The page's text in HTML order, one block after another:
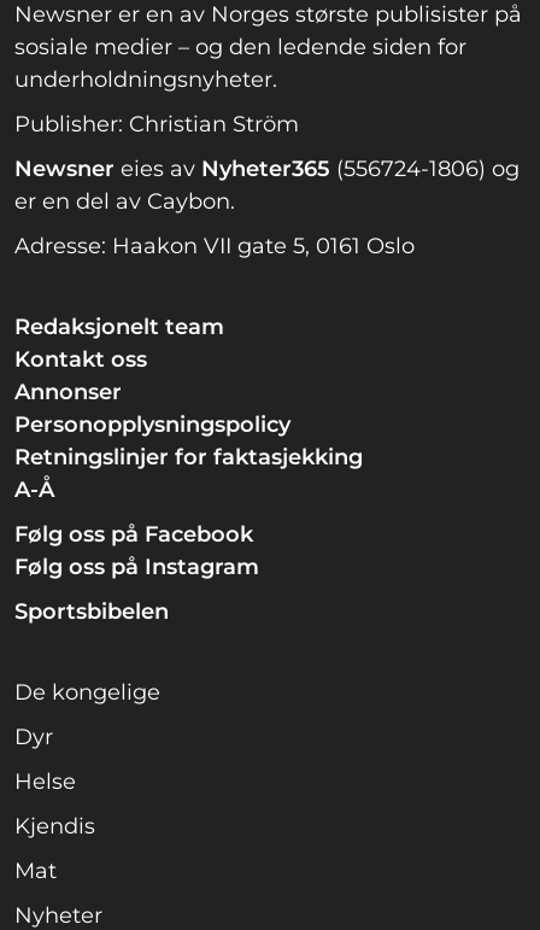
Newsner er en av Norges største publisister på
sosiale medier – og den ledende siden for
underholdningsnyheter.
Publisher: Christian Ström
Newsner eies av Nyheter365 (556724-1806) og
er en del av Caybon.
Adresse: Haakon VII gate 5, 0161 Oslo
Redaksjonelt team
Kontakt oss
Annonser
Personopplysningspolicy
Retningslinjer for faktasjekking
A-Å
Følg oss på Facebook
Følg oss på Instagram
Sportsbibelen
De kongelige
Dyr
Helse
Kjendis
Mat
Nyheter